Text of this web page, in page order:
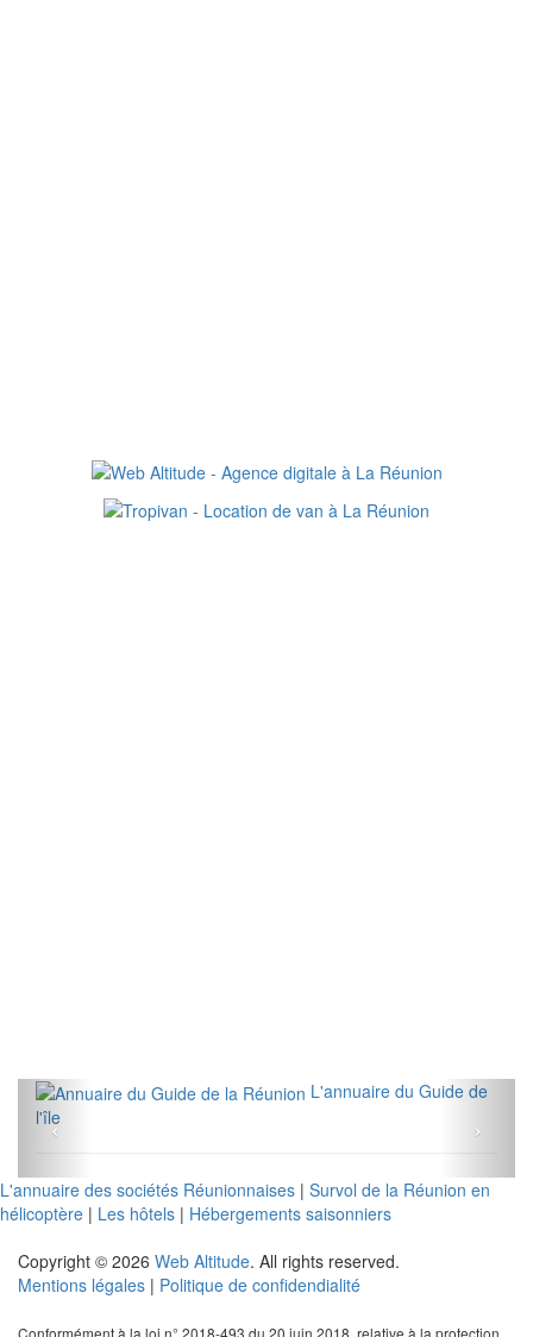
L'annuaire du Guide de
l'île
L'annuaire des sociétés Réunionnaises | Survol de la Réunion en
hélicoptère | Les hôtels | Hébergements saisonniers
Copyright © 2026 Web Altitude. All rights reserved.
Mentions légales | Politique de confidendialité